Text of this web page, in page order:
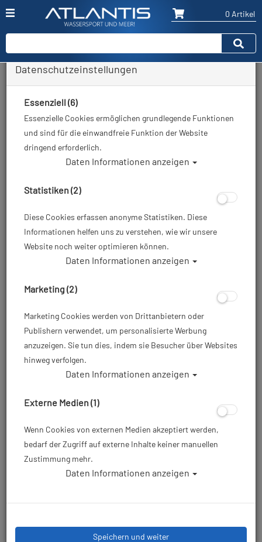
0 Artikel
Zurück
Artikelnr.: pol-33785
25,00 €*
Datenschutzeinstellungen
Essenziell (6)
Essenzielle Cookies ermöglichen grundlegende Funktionen
und sind für die einwandfreie Funktion der Website
dringend erforderlich.
Daten Informationen anzeigen
Statistiken (2)
Diese Cookies erfassen anonyme Statistiken. Diese
Informationen helfen uns zu verstehen, wie wir unsere
Website noch weiter optimieren können.
Daten Informationen anzeigen
Marketing (2)
Marketing Cookies werden von Drittanbietern oder
Publishern verwendet, um personalisierte Werbung
anzuzeigen. Sie tun dies, indem sie Besucher über Websites
hinweg verfolgen.
Daten Informationen anzeigen
Externe Medien (1)
Wenn Cookies von externen Medien akzeptiert werden,
bedarf der Zugriff auf externe Inhalte keiner manuellen
Zustimmung mehr.
Daten Informationen anzeigen
Speichern und weiter